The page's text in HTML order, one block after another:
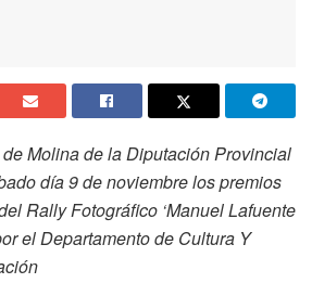
Molina de la Diputación Provincial
día 9 de noviembre los premios
Rally Fotográfico ‘Manuel Lafuente
el Departamento de Cultura Y